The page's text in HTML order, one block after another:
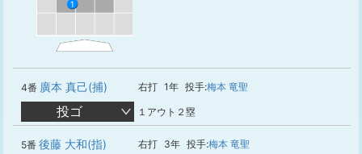
1
4番 廣本 真己(捕) 右打 1年 投手:梅本 竜聖
投ゴ １アウト２塁
5番 後藤 大和(指) 右打 3年 投手:梅本 竜聖